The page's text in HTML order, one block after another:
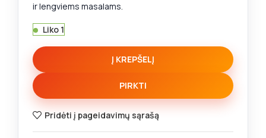
ir lengviems masalams.
Liko 1
Į KREPŠELĮ
PIRKTI
Pridėti į pageidavimų sąrašą